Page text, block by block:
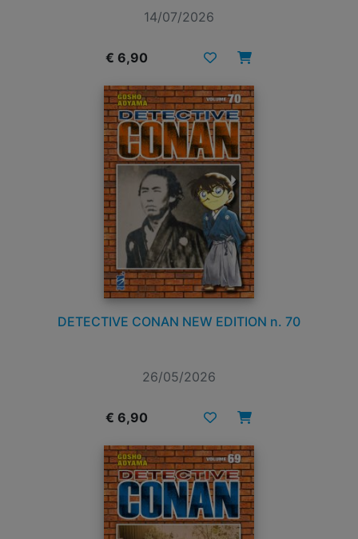
14/07/2026
€ 6,90
DETECTIVE CONAN NEW EDITION n. 70
26/05/2026
€ 6,90